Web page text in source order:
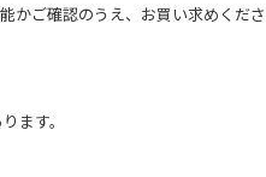
かご確認のうえ、お買い求めくださ
ます。